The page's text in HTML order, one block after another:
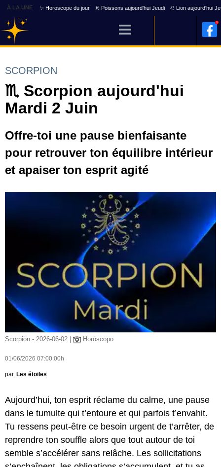
À LA UNE ✨ Horoscope du jour ♓ Poissons aujourd'hui Jeudi ♌ Lion aujourd'hui
SCORPION
♏ Scorpion aujourd'hui
Mardi 2 Juin
Offre-toi une pause bienfaisante
pour retrouver ton équilibre intérieur
et apaiser ton esprit agité
Scorpion - 2026-06-02 | Horóscopo
01/06/2026 07:00:00h
par Les étoiles
Aujourd’hui, ton esprit réclame du calme, une pause
dans le tumulte qui t’entoure et qui parfois t’envahit.
Tu ressens peut-être ce besoin urgent de t’arrêter, de
reprendre ton souffle alors que tout autour de toi
semble s’accélérer sans relâche. Les sollicitations